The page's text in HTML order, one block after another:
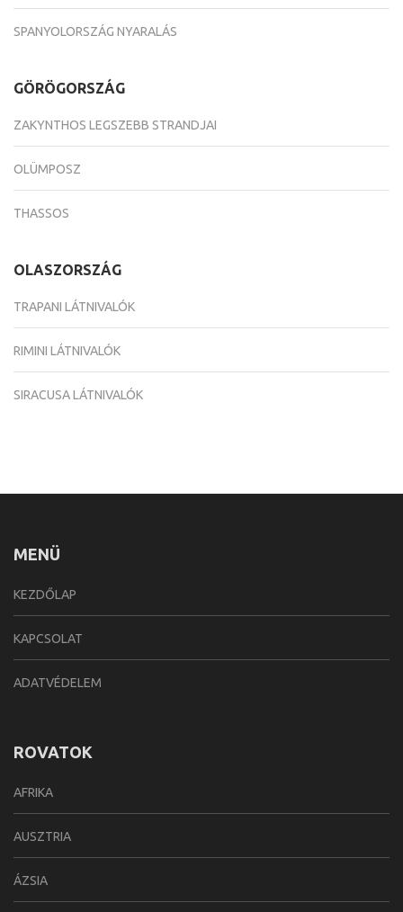
SPANYOLORSZÁG NYARALÁS
GÖRÖGORSZÁG
ZAKYNTHOS LEGSZEBB STRANDJAI
OLÜMPOSZ
THASSOS
OLASZORSZÁG
TRAPANI LÁTNIVALÓK
RIMINI LÁTNIVALÓK
SIRACUSA LÁTNIVALÓK
MENÜ
KEZDŐLAP
KAPCSOLAT
ADATVÉDELEM
ROVATOK
AFRIKA
AUSZTRIA
ÁZSIA